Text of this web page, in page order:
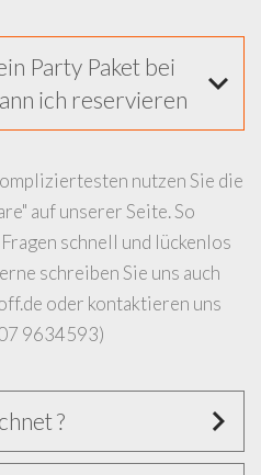
Party Paket bei
ich reservieren
nutzen Sie die
auf unserer Seite. So
schnell und lückenlos
schreiben Sie uns auch
oder kontaktieren uns
9634593)
?